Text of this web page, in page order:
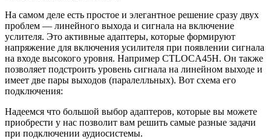
На самом деле есть простое и элегантное решение сразу двух
проблем — линейного выхода и сигнала на включение
услителя. Это активные адаптеры, которые формируют
напряжение для включения усилителя при появлении сигнала
на входе высокого уровня. Например CTLOCA45H. Он также
позволяет подстроить уровень сигнала на линейном выходе и
имеет две пары выходов (паралелльных). Вот схема его
подключения:
Надеемся что большой выбор адаптеров, которые вы можете
приобрести у нас позволит вам решить самые разные задачи
при подключении аудиосистемы.